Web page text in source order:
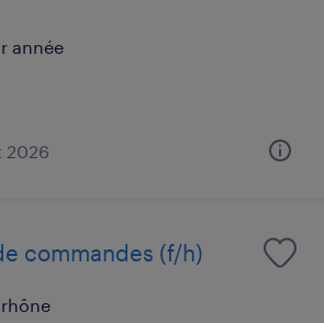
année
2026
commandes (f/h)